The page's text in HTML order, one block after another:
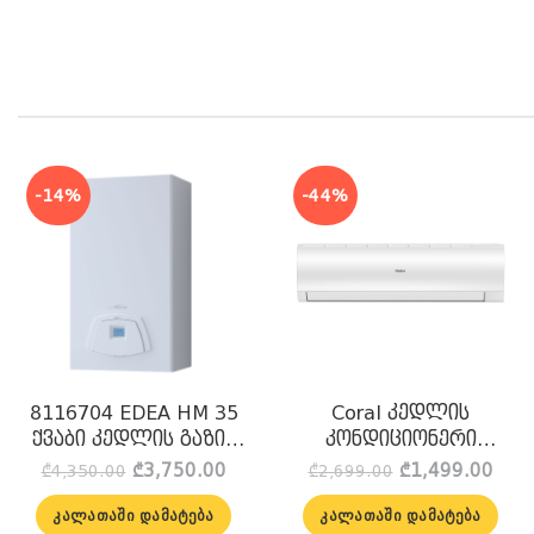
-14%
8116704 EDEA HM 35
ქვაბი კედლის გაზის
SIME
₾4,350.00 Original
price
was:
₾3,750.00Current
is:
ᲙᲐᲚᲐᲗᲐᲨᲘ ᲓᲐᲛᲐᲢᲔᲑᲐ
-44%
Coral კედლის
კონდიციონერი
სამონტაჟო
კომპლექტით on/off
24000BTU HSU-
₾2,699.00 Original
price
was:
₾1,499.00
is:
ᲙᲐᲚᲐᲗᲐᲨᲘ ᲓᲐᲛᲐᲢᲔᲑᲐ